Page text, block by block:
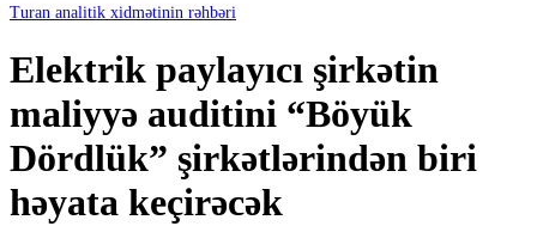
Turan analitik xidmətinin rəhbəri
Elektrik paylayıcı şirkətin
maliyyə auditini “Böyük
Dördlük” şirkətlərindən biri
həyata keçirəcək